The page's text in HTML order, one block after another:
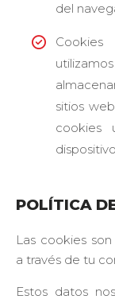
del
sitios
cookies
POLÍTICA
Las cookies
a través de tu
Estos datos
Para
mostrarte
avisos que